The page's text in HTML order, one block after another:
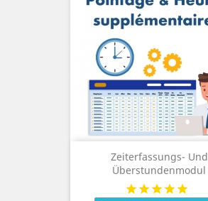
Zeiterfassungs- Und
Überstundenmodul